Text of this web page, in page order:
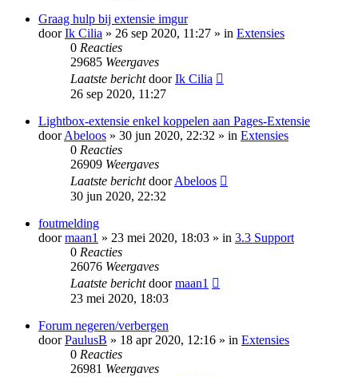
Graag hulp bij extensie imgur
doorIk Cilia » 26 sep 2020, 11:27 » in Extensies
0 Reacties
29685 Weergaves
Laatste berichtdoorIk Cilia
26 sep 2020, 11:27
Lightbox-extensie enkel koppelen aan Pages-Extensie
doorAbeloos » 30 jun 2020, 22:32 » in Extensies
0 Reacties
26909 Weergaves
Laatste berichtdoorAbeloos
30 jun 2020, 22:32
foutmelding
doormaan1 » 23 mei 2020, 18:03 » in 3.3 Support
0 Reacties
26076 Weergaves
Laatste berichtdoormaan1
23 mei 2020, 18:03
Forum negeren/verbergen
doorPaulusB » 18 apr 2020, 12:16 » in Extensies
0 Reacties
26981 Weergaves